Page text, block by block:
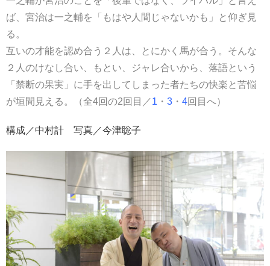
ば、宮治は一之輔を「もはや人間じゃないかも」と仰ぎ見
る。
互いの才能を認め合う２人は、とにかく馬が合う。そんな
２人のけなし合い、もとい、ジャレ合いから、落語という
「禁断の果実」に手を出してしまった者たちの快楽と苦悩
が垣間見える。（全4回の2回目／1 ・ 3 ・ 4回目へ）
構成／中村計 写真／今津聡子